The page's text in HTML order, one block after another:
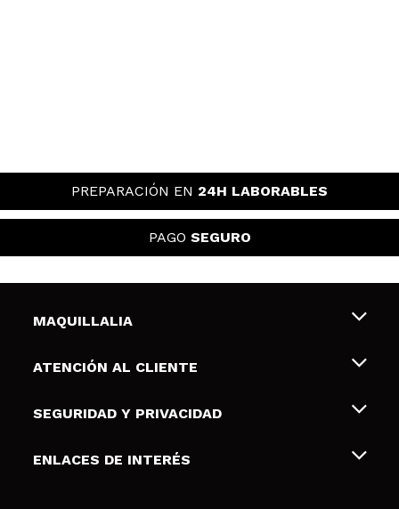
PREPARACIÓN EN 24H LABORABLES
PAGO SEGURO
MAQUILLALIA
Sobre nosotros
Tarjetas de Regalo
ATENCIÓN AL CLIENTE
Envíos y devoluciones
Formas de pago
SEGURIDAD Y PRIVACIDAD
Terminos y condiciones de uso
ENLACES DE INTERÉS